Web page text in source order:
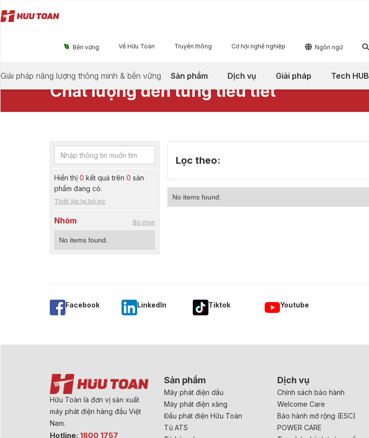
 Bền vững Về Hữu Toàn Truyền thông Cơ hội nghề nghiệp  Ngôn ngữ 
Sản phẩm Dịch vụ Giải pháp Tech HUB
Giải pháp năng lượng thông minh & bền vững
PHỤ TÙNG CHÍNH HÃNG
Chất lượng đến từng tiểu tiết
Hiển thị 0 kết quả trên 0 sản
phẩm đang có.
Thiết lập lại bộ lọc
Nhóm Bỏ chọn
No items found.
Lọc theo:
No items found.
Facebook Linkedln Tiktok Youtube
Hữu Toàn là đơn vị sản xuất
máy phát điện hàng đầu Việt
Nam.
Hotline: 1800 1757
Sản phẩm
Máy phát điện dầu
Máy phát điện xăng
Đầu phát điện Hữu Toàn
Tủ ATS
Dịch vụ
Chính sách bảo hành
Welcome Care
Bảo hành mở rộng (ESC)
POWER CARE